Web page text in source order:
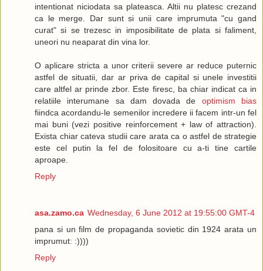
intentionat niciodata sa plateasca. Altii nu platesc crezand
ca le merge. Dar sunt si unii care imprumuta "cu gand
curat" si se trezesc in imposibilitate de plata si faliment,
uneori nu neaparat din vina lor.
O aplicare stricta a unor criterii severe ar reduce puternic
astfel de situatii, dar ar priva de capital si unele investitii
care altfel ar prinde zbor. Este firesc, ba chiar indicat ca in
relatiile interumane sa dam dovada de optimism bias
fiindca acordandu-le semenilor incredere ii facem intr-un fel
mai buni (vezi positive reinforcement + law of attraction).
Exista chiar cateva studii care arata ca o astfel de strategie
este cel putin la fel de folositoare cu a-ti tine cartile
aproape.
Reply
asa.zamo.ca Wednesday, 6 June 2012 at 19:55:00 GMT-4
pana si un film de propaganda sovietic din 1924 arata un
imprumut: :))))
Reply